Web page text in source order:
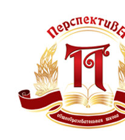
содержимому